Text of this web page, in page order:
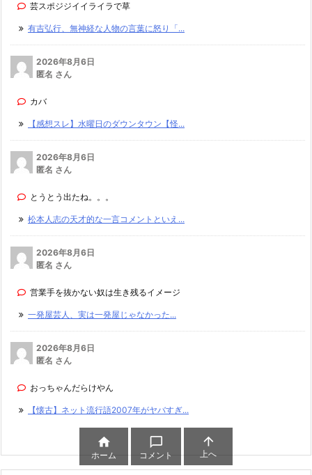
芸スポジジイイライラで草
有吉弘行、無神経な人物の言葉に怒り「...
2026年8月6日
匿名 さん
カバ
【感想スレ】水曜日のダウンタウン【怪...
2026年8月6日
匿名 さん
とうとう出たね。。。
松本人志の天才的な一言コメントといえ...
2026年8月6日
匿名 さん
営業手を抜かない奴は生き残るイメージ
一発屋芸人、実は一発屋じゃなかった...
2026年8月6日
匿名 さん
おっちゃんだらけやん
【懐古】ネット流行語2007年がヤバすぎ...

ホーム

コメント

上へ